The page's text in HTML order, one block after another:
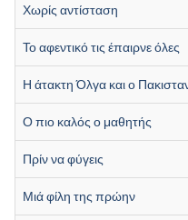
Χωρίς αντίσταση
Το αφεντικό τις έπαιρνε όλες
Η άτακτη Όλγα και ο
Ο πιο καλός ο μαθητής
Πρίν να φύγεις
Μιά φίλη της πρώην